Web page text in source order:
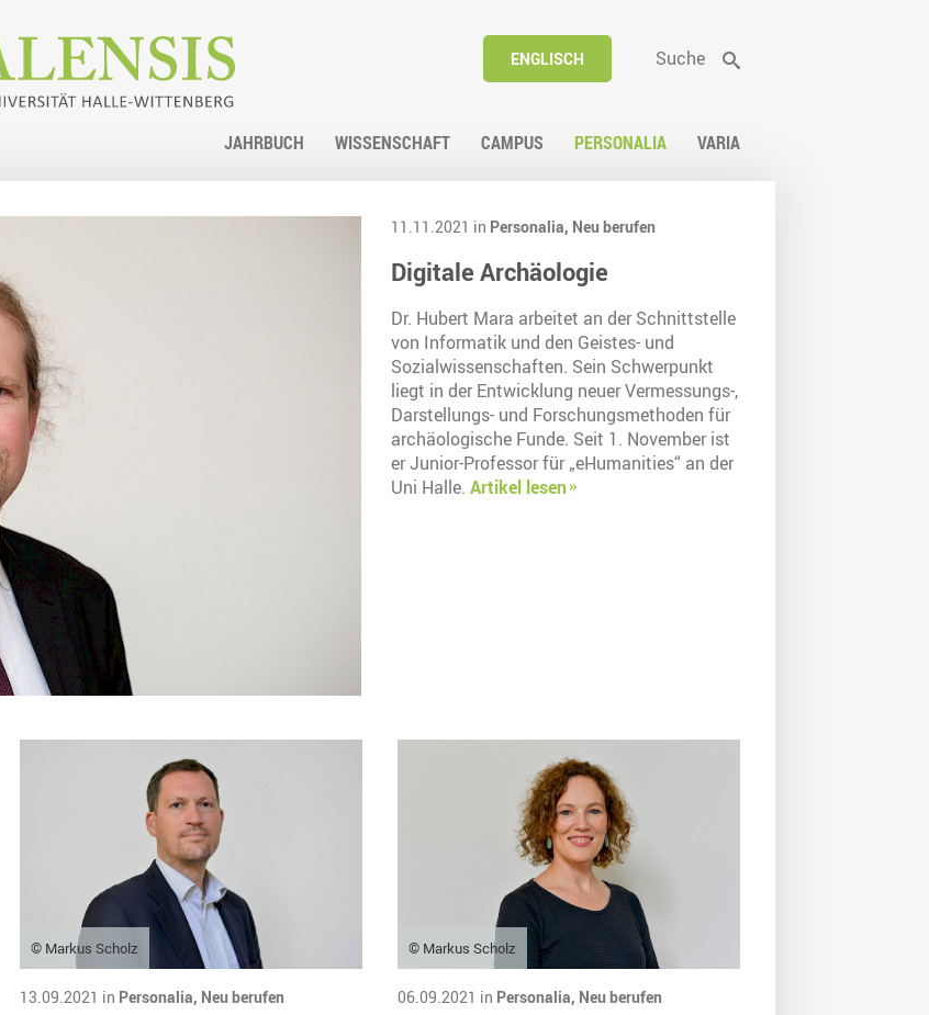
ENGLISCH Suche
JAHRBUCH WISSENSCHAFT CAMPUS PERSONALIA VARIA
11.11.2021 in Personalia, Neu berufen
Digitale Archäologie
Dr. Hubert Mara arbeitet an der Schnittstelle
von Informatik und den Geistes- und
Sozialwissenschaften. Sein Schwerpunkt
liegt in der Entwicklung neuer Vermessungs-,
Darstellungs- und Forschungsmethoden für
archäologische Funde. Seit 1. November ist
er Junior-Professor für „eHumanities“ an der
Uni Halle. Artikel lesen
© Markus Scholz
13.09.2021 in Personalia, Neu berufen
© Markus Scholz
06.09.2021 in Personalia, Neu berufen